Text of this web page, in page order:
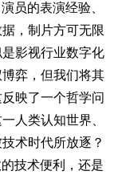
员的表演经验、
，制片方可无限
影视行业数字化
弈，但我们将其
映了一个哲学问
人类认知世界、
术时代所放逐？
技术便利，还是